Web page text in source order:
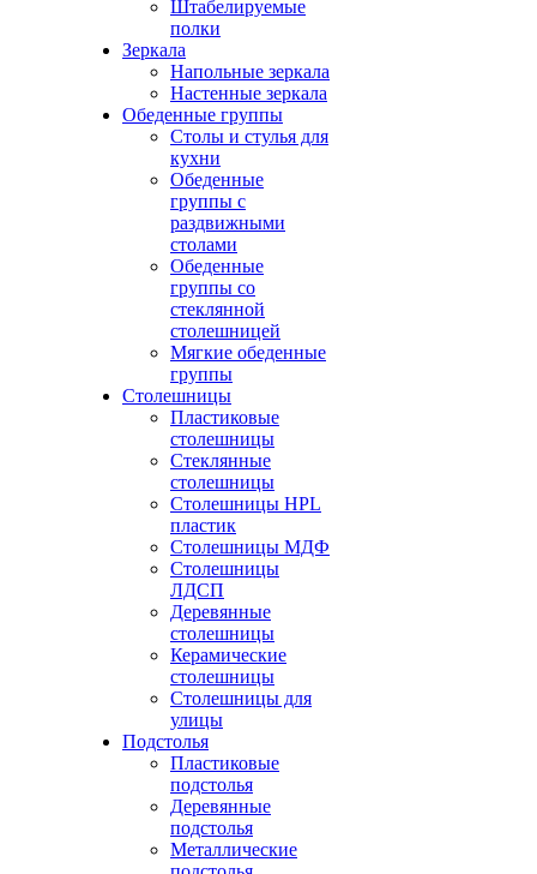
Штабелируемые
полки
Зеркала
Напольные зеркала
Настенные зеркала
Обеденные группы
Столы и стулья для
кухни
Обеденные
группы с
раздвижными
столами
Обеденные
группы со
стеклянной
столешницей
Мягкие обеденные
группы
Столешницы
Пластиковые
столешницы
Стеклянные
столешницы
Столешницы HPL
пластик
Столешницы МДФ
Столешницы
ЛДСП
Деревянные
столешницы
Керамические
столешницы
Столешницы для
улицы
Подстолья
Пластиковые
подстолья
Деревянные
подстолья
Металлические